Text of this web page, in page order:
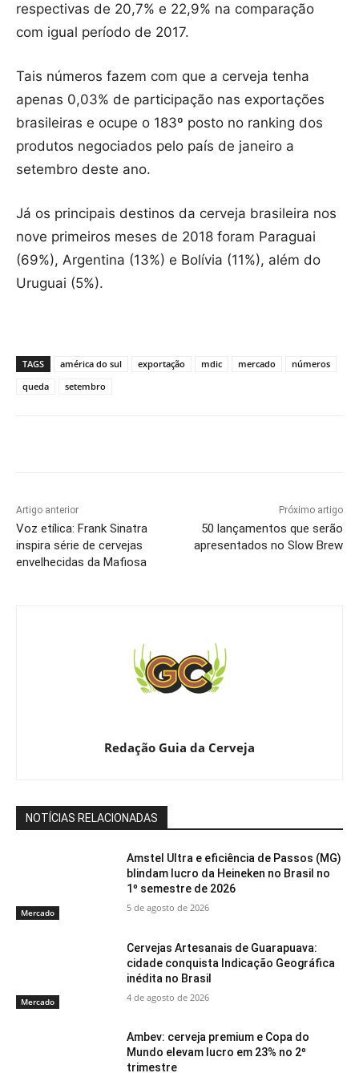
respectivas de 20,7% e 22,9% na comparação
com igual período de 2017.
Tais números fazem com que a cerveja tenha
apenas 0,03% de participação nas exportações
brasileiras e ocupe o 183º posto no ranking dos
produtos negociados pelo país de janeiro a
setembro deste ano.
Já os principais destinos da cerveja brasileira nos
nove primeiros meses de 2018 foram Paraguai
(69%), Argentina (13%) e Bolívia (11%), além do
Uruguai (5%).
TAGS américa do sul exportação mdic mercado
números
queda
setembro
Artigo anterior
Voz etílica: Frank Sinatra
inspira série de cervejas
envelhecidas da Mafiosa
Próximo artigo
50 lançamentos que serão
apresentados no Slow Brew
Redação Guia da Cerveja
NOTÍCIAS RELACIONADAS
Mercado
Amstel Ultra e eficiência de Passos (MG)
blindam lucro da Heineken no Brasil no
1º semestre de 2026
5 de agosto de 2026
Mercado
Cervejas Artesanais de Guarapuava:
cidade conquista Indicação Geográfica
inédita no Brasil
4 de agosto de 2026
Ambev: cerveja premium e Copa do
Mundo elevam lucro em 23% no 2º
trimestre